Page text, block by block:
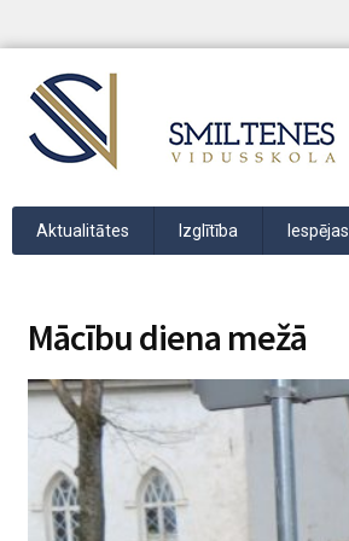
Aktualitātes Izglītība Iespējas
Mācību diena mežā